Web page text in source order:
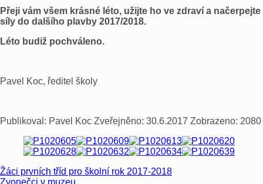
Přeji vám všem krásné léto, užijte ho ve zdraví a načerpejte
síly do dalšího plavby 2017/2018.
Léto budiž pochváleno.
Pavel Koc, ředitel školy
Publikoval: Pavel Koc Zveřejněno: 30.6.2017 Zobrazeno: 2080
Žáci prvních tříd pro školní rok 2017-2018
Zvonečci v muzeu